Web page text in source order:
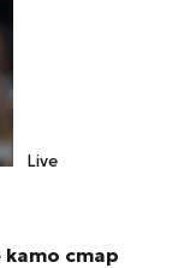
Live
като стар